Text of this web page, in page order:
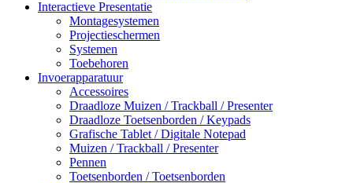
Interactieve Presentatie
Montagesystemen
Projectieschermen
Systemen
Toebehoren
Invoerapparatuur
Accessoires
Draadloze Muizen / Trackball / Presenter
Draadloze Toetsenborden / Keypads
Grafische Tablet / Digitale Notepad
Muizen / Trackball / Presenter
Pennen
Toetsenborden / Toetsenborden